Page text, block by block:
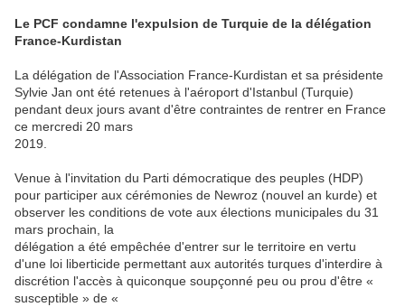
Le PCF condamne l'expulsion de Turquie de la délégation
France-Kurdistan
La délégation de l'Association France-Kurdistan et sa présidente
Sylvie Jan ont été retenues à l'aéroport d'Istanbul (Turquie)
pendant deux jours avant d'être contraintes de rentrer en France
ce mercredi 20 mars
2019.
Venue à l'invitation du Parti démocratique des peuples (HDP)
pour participer aux cérémonies de Newroz (nouvel an kurde) et
observer les conditions de vote aux élections municipales du 31
mars prochain, la
délégation a été empêchée d'entrer sur le territoire en vertu
d'une loi liberticide permettant aux autorités turques d'interdire à
discrétion l'accès à quiconque soupçonné peu ou prou d'être «
susceptible » de «